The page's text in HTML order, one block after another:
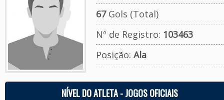
67Gols (Total)
Nº de Registro: 103463
Posição: Ala
NÍVEL DO ATLETA - JOGOS OFICIAIS